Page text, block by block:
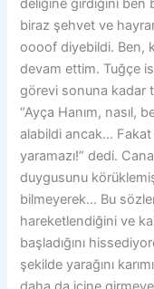
deliğine girdiğini ben
biraz şehvet ve
oooof diyebildi. Ben,
devam ettim. Tuğçe
görevi sonuna kadar
“Ayça Hanım, nasıl,
alabildi ancak… Fakat
yaramazı!” dedi.
duygusunu
bilmeyerek… Bu
hareketlendiğini ve
başladığını
şekilde yarağını